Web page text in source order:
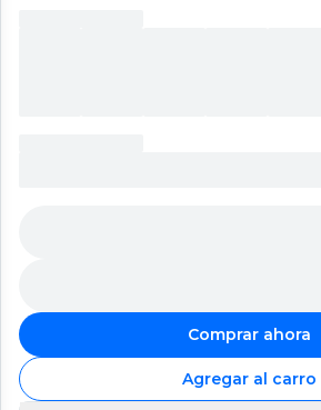
Comprar ahora
Agregar al carro